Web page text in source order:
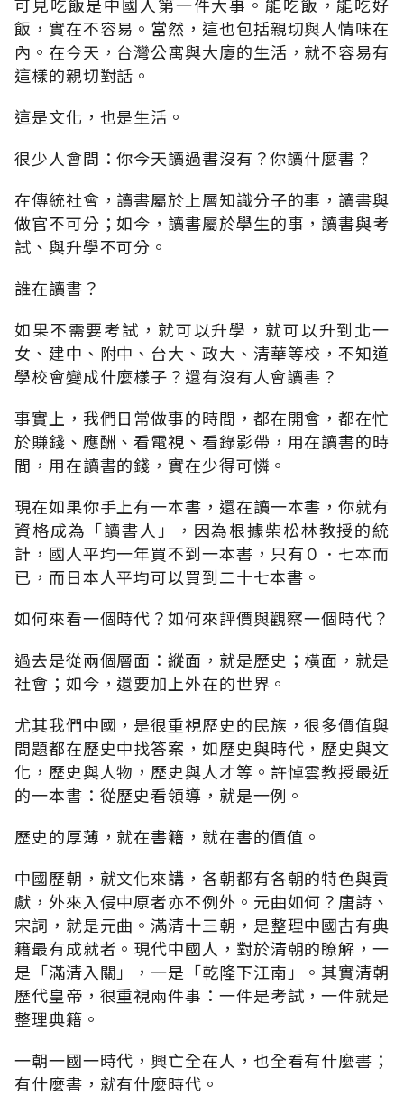
飯，實在不容易。當然，這也包括親切與人情味在
內。在今天，台灣公寓與大廈的生活，就不容易有
這樣的親切對話。
這是文化，也是生活。
很少人會問：你今天讀過書沒有？你讀什麼書？
在傳統社會，讀書屬於上層知識分子的事，讀書與
做官不可分；如今，讀書屬於學生的事，讀書與考
試、與升學不可分。
誰在讀書？
如果不需要考試，就可以升學，就可以升到北一
女、建中、附中、台大、政大、清華等校，不知道
學校會變成什麼樣子？還有沒有人會讀書？
事實上，我們日常做事的時間，都在開會，都在忙
於賺錢、應酬、看電視、看錄影帶，用在讀書的時
間，用在讀書的錢，實在少得可憐。
現在如果你手上有一本書，還在讀一本書，你就有
資格成為「讀書人」，因為根據柴松林教授的統
計，國人平均一年買不到一本書，只有０．七本而
已，而日本人平均可以買到二十七本書。
如何來看一個時代？如何來評價與觀察一個時代？
過去是從兩個層面：縱面，就是歷史；橫面，就是
社會；如今，還要加上外在的世界。
尤其我們中國，是很重視歷史的民族，很多價值與
問題都在歷史中找答案，如歷史與時代，歷史與文
化，歷史與人物，歷史與人才等。許悼雲教授最近
的一本書：從歷史看領導，就是一例。
歷史的厚薄，就在書籍，就在書的價值。
中國歷朝，就文化來講，各朝都有各朝的特色與貢
獻，外來入侵中原者亦不例外。元曲如何？唐詩、
宋詞，就是元曲。滿清十三朝，是整理中國古有典
籍最有成就者。現代中國人，對於清朝的瞭解，一
是「滿清入關」，一是「乾隆下江南」。其實清朝
歷代皇帝，很重視兩件事：一件是考試，一件就是
整理典籍。
一朝一國一時代，興亡全在人，也全看有什麼書；
有什麼書，就有什麼時代。